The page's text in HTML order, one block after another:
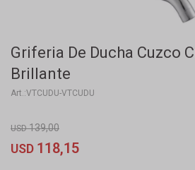
Griferia De Ducha Cuzco
Brillante
VTCUDU-VTCUDU
USD 118,15
USD 139,00